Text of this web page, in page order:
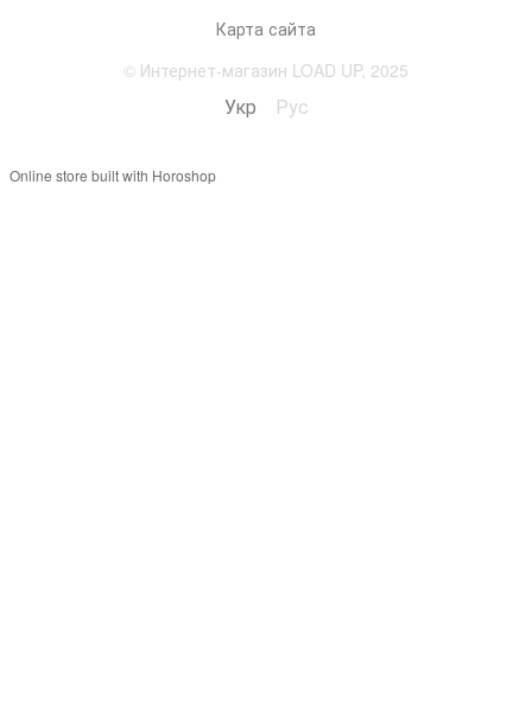
Карта сайта
© Интернет-магазин LOAD UP, 2025
Укр Рус
Online store built with Horoshop